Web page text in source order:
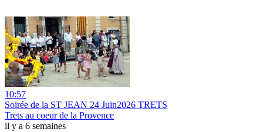
10:57
Soirée de la ST JEAN 24 Juin2026 TRETS
Trets au coeur de la Provence
il y a 6 semaines